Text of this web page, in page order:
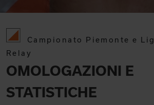
Campionato Piemonte e
Relay
OMOLOGAZIONI E
STATISTICHE